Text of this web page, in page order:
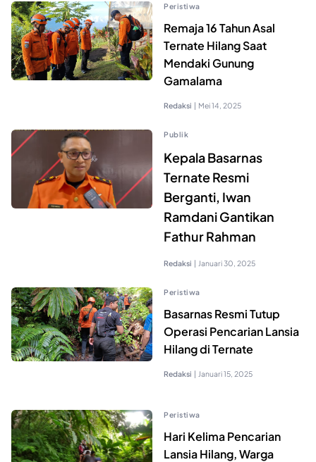
Peristiwa
Remaja 16 Tahun Asal
Ternate Hilang Saat
Mendaki Gunung
Gamalama
Redaksi | Mei 14, 2025
Publik
Kepala Basarnas
Ternate Resmi
Berganti, Iwan
Ramdani Gantikan
Fathur Rahman
Redaksi | Januari 30, 2025
Peristiwa
Basarnas Resmi Tutup
Operasi Pencarian Lansia
Hilang di Ternate
Redaksi | Januari 15, 2025
Peristiwa
Hari Kelima Pencarian
Lansia Hilang, Warga